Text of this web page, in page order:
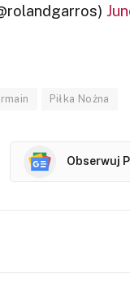
Piłka Nożna
Obserwuj